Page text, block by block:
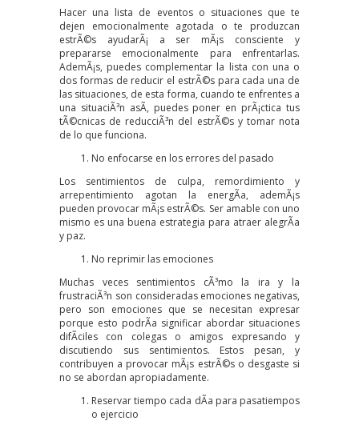
Hacer una lista de eventos o situaciones que te
dejen emocionalmente agotada o te produzcan
estrÃ©s ayudarÃ¡ a ser mÃ¡s consciente y
prepararse emocionalmente para enfrentarlas.
AdemÃ¡s, puedes complementar la lista con una o
dos formas de reducir el estrÃ©s para cada una de
las situaciones, de esta forma, cuando te enfrentes a
una situaciÃ³n asÃ­, puedes poner en prÃ¡ctica tus
tÃ©cnicas de reducciÃ³n del estrÃ©s y tomar nota
de lo que funciona.
No enfocarse en los errores del pasado
Los sentimientos de culpa, remordimiento y
arrepentimiento agotan la energÃ­a, ademÃ¡s
pueden provocar mÃ¡s estrÃ©s. Ser amable con uno
mismo es una buena estrategia para atraer alegrÃ­a
y paz.
No reprimir las emociones
Muchas veces sentimientos cÃ³mo la ira y la
frustraciÃ³n son consideradas emociones negativas,
pero son emociones que se necesitan expresar
porque esto podrÃ­a significar abordar situaciones
difÃ­ciles con colegas o amigos expresando y
discutiendo sus sentimientos. Estos pesan, y
contribuyen a provocar mÃ¡s estrÃ©s o desgaste si
no se abordan apropiadamente.
Reservar tiempo cada dÃ­a para pasatiempos
o ejercicio